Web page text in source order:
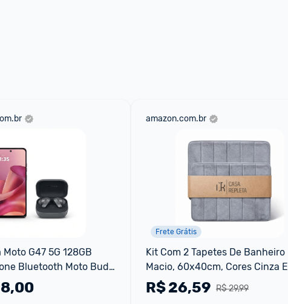
G47 5G 128GB
Bluetooth Moto Buds
amazon.com.br
Frete Grátis
Kit Com 2 Tapetes De Banheiro
Macio, 60x40cm, Cores Cinza E
Preto - Casa Repleta
R$ 29,99
R$26,59